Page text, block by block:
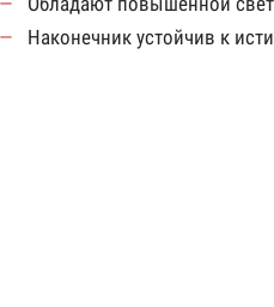
Наконечник устойчив к